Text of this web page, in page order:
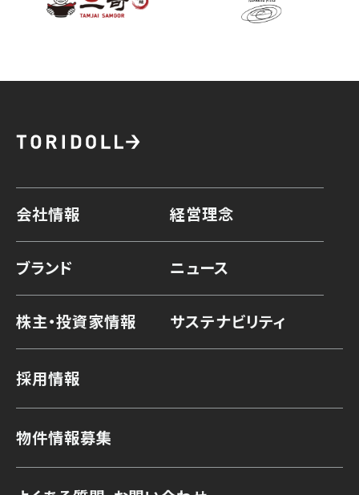
会社情報 経営理念
ブランド ニュース
株主・投資家情報 サステナビリティ
採用情報
物件情報募集